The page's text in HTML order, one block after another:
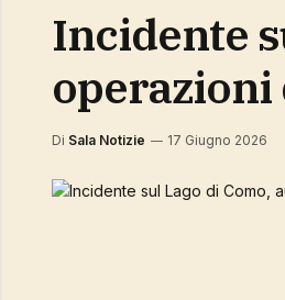
Incidente sul Lago di Como, auto finisce in acqua: le
operazioni
Di Sala Notizie 17 Giugno 2026